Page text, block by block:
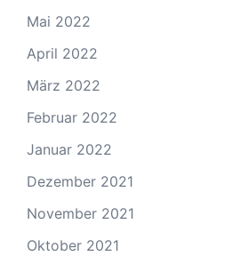
Mai 2022
April 2022
März 2022
Februar 2022
Januar 2022
Dezember 2021
November 2021
Oktober 2021